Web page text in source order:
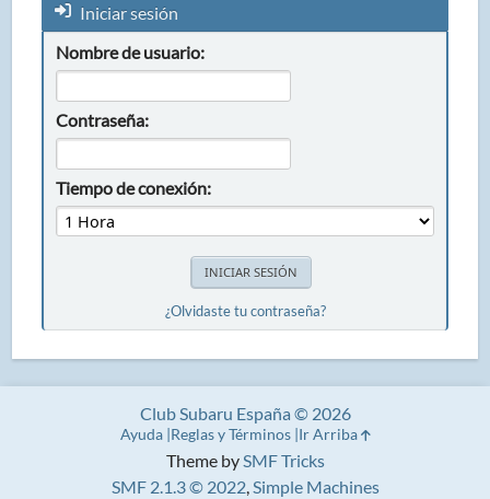
Iniciar sesión
Nombre de usuario:
Contraseña:
Tiempo de conexión:
¿Olvidaste tu contraseña?
Theme bySMF Tricks
SMF 2.1.3 © 2022,Simple Machines
Club Subaru España © 2026
Ayuda Reglas y Términos Ir Arriba